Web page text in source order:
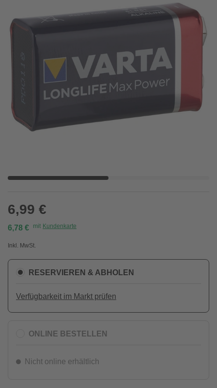
6,99 €
6,78 € mit Kundenkarte
Inkl. MwSt.
RESERVIEREN & ABHOLEN
Verfügbarkeit im Markt prüfen
ONLINE BESTELLEN
Nicht online erhältlich